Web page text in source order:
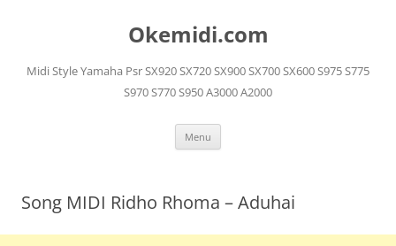
Okemidi.com
Midi Style Yamaha Psr SX920 SX720 SX900 SX700 SX600 S975 S775
S970 S770 S950 A3000 A2000
Menu
Song MIDI Ridho Rhoma – Aduhai